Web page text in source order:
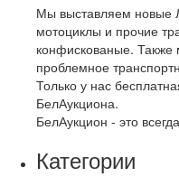
Мы выставляем новые
мотоциклы и прочие
конфискованые.
проблемное
Только у нас
БелАукциона.
БелАукцион - это
Категории